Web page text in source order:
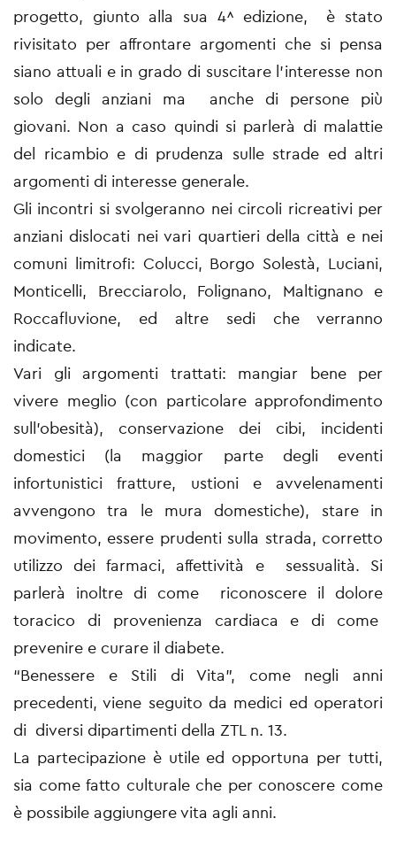
progetto, giunto alla sua 4^ edizione, è stato
rivisitato per affrontare argomenti che si pensa
siano attuali e in grado di suscitare l’interesse non
solo degli anziani ma anche di persone più
giovani. Non a caso quindi si parlerà di malattie
del ricambio e di prudenza sulle strade ed altri
argomenti di interesse generale.
Gli incontri si svolgeranno nei circoli ricreativi per
anziani dislocati nei vari quartieri della città e nei
comuni limitrofi: Colucci, Borgo Solestà, Luciani,
Monticelli, Brecciarolo, Folignano, Maltignano e
Roccafluvione, ed altre sedi che verranno
indicate.
Vari gli argomenti trattati: mangiar bene per
vivere meglio (con particolare approfondimento
sull’obesità), conservazione dei cibi, incidenti
domestici (la maggior parte degli eventi
infortunistici fratture, ustioni e avvelenamenti
avvengono tra le mura domestiche), stare in
movimento, essere prudenti sulla strada, corretto
utilizzo dei farmaci, affettività e sessualità. Si
parlerà inoltre di come riconoscere il dolore
toracico di provenienza cardiaca e di come
prevenire e curare il diabete.
“Benessere e Stili di Vita”, come negli anni
precedenti, viene seguito da medici ed operatori
di diversi dipartimenti della ZTL n. 13.
La partecipazione è utile ed opportuna per tutti,
sia come fatto culturale che per conoscere come
è possibile aggiungere vita agli anni.